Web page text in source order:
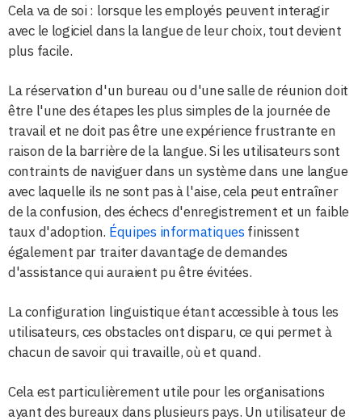
Cela va de soi : lorsque les employés peuvent interagir
avec le logiciel dans la langue de leur choix, tout devient
plus facile.
La réservation d'un bureau ou d'une salle de réunion doit
être l'une des étapes les plus simples de la journée de
travail et ne doit pas être une expérience frustrante en
raison de la barrière de la langue. Si les utilisateurs sont
contraints de naviguer dans un système dans une langue
avec laquelle ils ne sont pas à l'aise, cela peut entraîner
de la confusion, des échecs d'enregistrement et un faible
taux d'adoption. Équipes informatiquesfinissent
également par traiter davantage de demandes
d'assistance qui auraient pu être évitées.
La configuration linguistique étant accessible à tous les
utilisateurs, ces obstacles ont disparu, ce qui permet à
chacun de savoir qui travaille, où et quand.
Cela est particulièrement utile pour les organisations
ayant des bureaux dans plusieurs pays. Un utilisateur de